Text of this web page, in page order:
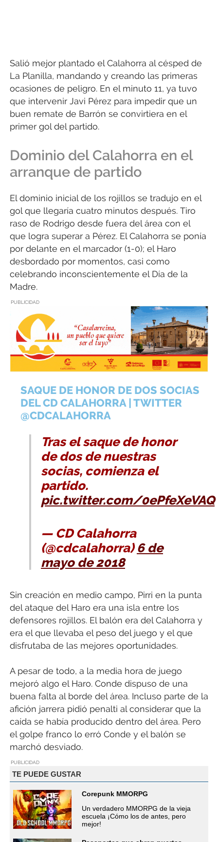
Salió mejor plantado el Calahorra al césped de
La Planilla, mandando y creando las primeras
ocasiones de peligro. En el minuto 11, ya tuvo
que intervenir Javi Pérez para impedir que un
buen remate de Barrón se convirtiera en el
primer gol del partido.
Dominio del Calahorra en el
arranque de partido
El dominio inicial de los rojillos se tradujo en el
gol que llegaría cuatro minutos después. Tiro
raso de Rodrigo desde fuera del área con el
que logra superar a Pérez. El Calahorra se ponía
por delante en el marcador (1-0); el Haro
desbordado por momentos, casi como
celebrando inconscientemente el Día de la
Madre.
PUBLICIDAD
SAQUE DE HONOR DE DOS SOCIAS
DEL CD CALAHORRA | TWITTER
@CDCALAHORRA
Tras el saque de honor
de dos de nuestras
socias, comienza el
partido.
pic.twitter.com/0ePfeXeVAQ
— CD Calahorra
(@cdcalahorra) 6 de
mayo de 2018
Sin creación en medio campo, Pirri en la punta
del ataque del Haro era una isla entre los
defensores rojillos. El balón era del Calahorra y
era el que llevaba el peso del juego y el que
disfrutaba de las mejores oportunidades.
A pesar de todo, a la media hora de juego
mejoró algo el Haro. Conde dispuso de una
buena falta al borde del área. Incluso parte de la
afición jarrera pidió penalti al considerar que la
caída se había producido dentro del área. Pero
el golpe franco lo erró Conde y el balón se
marchó desviado.
PUBLICIDAD
TE PUEDE GUSTAR
Corepunk MMORPG
Un verdadero MMORPG de la vieja
escuela ¡Cómo los de antes, pero
mejor!